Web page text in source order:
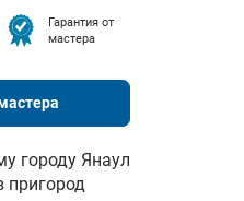
Гарантия от
мастера
городу Янаул
пригород